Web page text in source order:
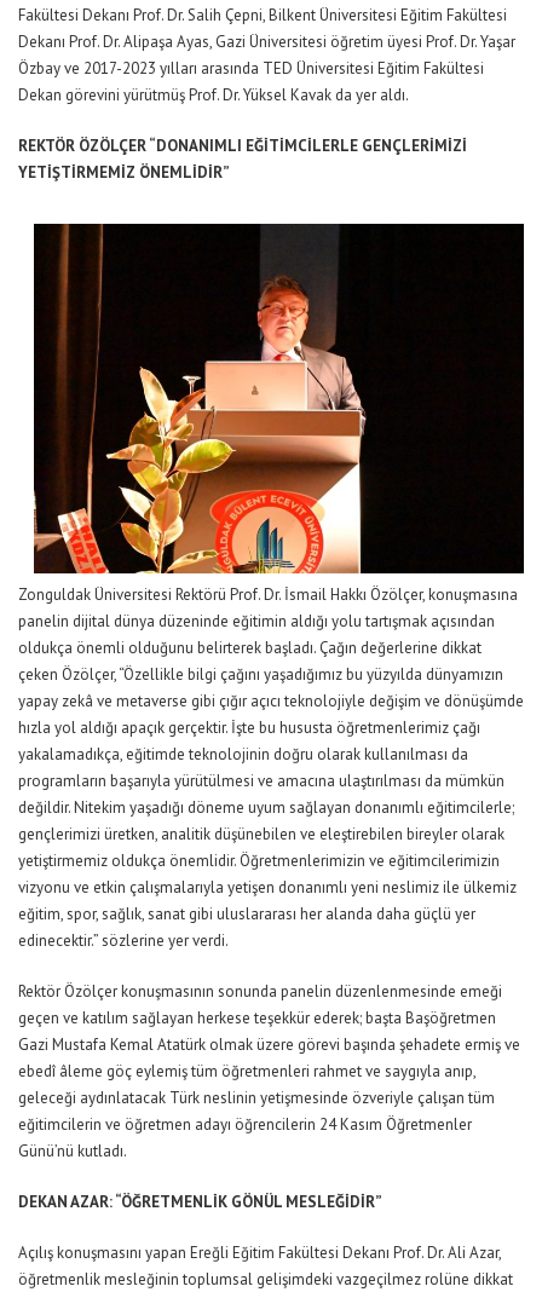
Fakültesi Dekanı Prof. Dr. Salih Çepni, Bilkent Üniversitesi Eğitim Fakültesi
Dekanı Prof. Dr. Alipaşa Ayas, Gazi Üniversitesi öğretim üyesi Prof. Dr. Yaşar
Özbay ve 2017-2023 yılları arasında TED Üniversitesi Eğitim Fakültesi
Dekan görevini yürütmüş Prof. Dr. Yüksel Kavak da yer aldı.
REKTÖR ÖZÖLÇER “DONANIMLI EĞİTİMCİLERLE GENÇLERİMİZİ
YETİŞTİRMEMİZ ÖNEMLİDİR”
Zonguldak Üniversitesi Rektörü Prof. Dr. İsmail Hakkı Özölçer, konuşmasına
panelin dijital dünya düzeninde eğitimin aldığı yolu tartışmak açısından
oldukça önemli olduğunu belirterek başladı. Çağın değerlerine dikkat
çeken Özölçer, “Özellikle bilgi çağını yaşadığımız bu yüzyılda dünyamızın
yapay zekâ ve metaverse gibi çığır açıcı teknolojiyle değişim ve dönüşümde
hızla yol aldığı apaçık gerçektir. İşte bu hususta öğretmenlerimiz çağı
yakalamadıkça, eğitimde teknolojinin doğru olarak kullanılması da
programların başarıyla yürütülmesi ve amacına ulaştırılması da mümkün
değildir. Nitekim yaşadığı döneme uyum sağlayan donanımlı eğitimcilerle;
gençlerimizi üretken, analitik düşünebilen ve eleştirebilen bireyler olarak
yetiştirmemiz oldukça önemlidir. Öğretmenlerimizin ve eğitimcilerimizin
vizyonu ve etkin çalışmalarıyla yetişen donanımlı yeni neslimiz ile ülkemiz
eğitim, spor, sağlık, sanat gibi uluslararası her alanda daha güçlü yer
edinecektir.” sözlerine yer verdi.
Rektör Özölçer konuşmasının sonunda panelin düzenlenmesinde emeği
geçen ve katılım sağlayan herkese teşekkür ederek; başta Başöğretmen
Gazi Mustafa Kemal Atatürk olmak üzere görevi başında şehadete ermiş ve
ebedî âleme göç eylemiş tüm öğretmenleri rahmet ve saygıyla anıp,
geleceği aydınlatacak Türk neslinin yetişmesinde özveriyle çalışan tüm
eğitimcilerin ve öğretmen adayı öğrencilerin 24 Kasım Öğretmenler
Günü’nü kutladı.
DEKAN AZAR: “ÖĞRETMENLİK GÖNÜL MESLEĞİDİR”
Açılış konuşmasını yapan Ereğli Eğitim Fakültesi Dekanı Prof. Dr. Ali Azar,
öğretmenlik mesleğinin toplumsal gelişimdeki vazgeçilmez rolüne dikkat